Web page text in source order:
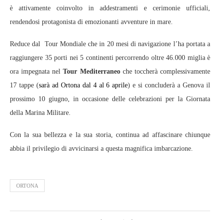
è attivamente coinvolto in addestramenti e cerimonie ufficiali,
rendendosi protagonista di emozionanti avventure in mare.
Reduce dal Tour Mondiale che in 20 mesi di navigazione l’ha portata a
raggiungere 35 porti nei 5 continenti percorrendo oltre 46.000 miglia è
ora impegnata nelTour Mediterraneoche toccherà complessivamente
17 tappe (sarà ad Ortona dal 4 al 6 aprile) e si concluderà a Genova il
prossimo 10 giugno, in occasione delle celebrazioni per la Giornata
della Marina Militare.
Con la sua bellezza e la sua storia, continua ad affascinare chiunque
abbia il privilegio di avvicinarsi a questa magnifica imbarcazione.
ORTONA